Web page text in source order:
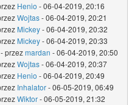
Henio - 06-04-2019, 20:16
Wojtas- 06-04-2019, 20:21
Mickey- 06-04-2019, 20:32
Mickey- 06-04-2019, 20:33
- przezmardan - 06-04-2019, 20:50
Wojtas- 06-04-2019, 20:37
Henio - 06-04-2019, 20:49
Inhalator- 06-05-2019, 06:49
Wiktor- 06-05-2019, 21:32